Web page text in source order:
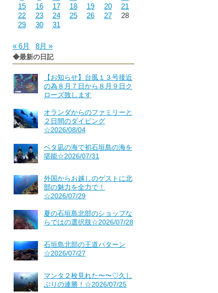
15
16 17 18 19 20
21
22
23 24 25 26 27
28
29
30 31
« 6月 8月 »
◆最新の日記
【お知らせ】台風１３号接近
の為８月７日から８月９日ク
ローズ致します
オランダからのファミリーと
２日間のダイビング
☆2026/08/04
ベタ凪の海で初石垣島の海を
堪能☆2026/07/31
外国からお越しのゲストに北
部の魅力を全力で！
☆2026/07/29
夏の石垣島北部のショップな
らではの選択肢☆2026/07/28
石垣島北部の王道パターン
☆2026/07/27
マンタ２枚見れた〜〜♡久し
ぶりの連勝！☆2026/07/25